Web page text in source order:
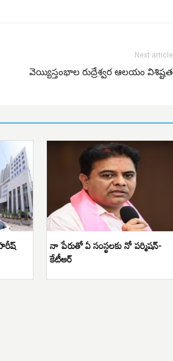
Next article
వెయ్యిస్తంభాల రుద్రేశ్వర ఆలయం విశిష్టత
నా పేరుతో ఏ సంస్థలకు నో పర్మిషన్-
కేటీఆర్